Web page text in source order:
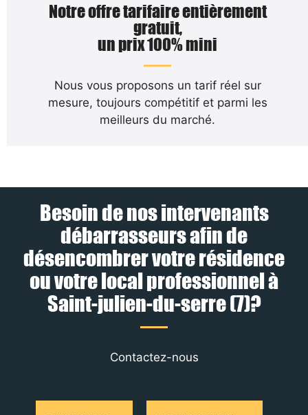
Notre offre tarifaire entièrement
gratuit,
un prix 100% mini
Nous vous proposons un tarif réel sur
mesure, toujours compétitif et parmi les
meilleurs du marché.
Besoin de nos intervenants
débarrasseurs afin de
désencombrer votre résidence
ou votre local professionnel à
Saint-julien-du-serre (7)?
Contactez-nous